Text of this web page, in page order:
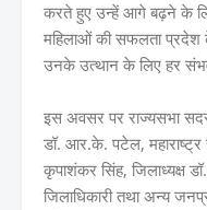
करते हुए उन्हें आगे बढ़ने के
महिलाओं की सफलता
उनके उत्थान के लिए हर
इस अवसर पर राज्यसभा
डॉ. आर.के. पटेल, महाराष्ट्र
कृपाशंकर सिंह, जिलाध्यक्ष
जिलाधिकारी तथा अन्य